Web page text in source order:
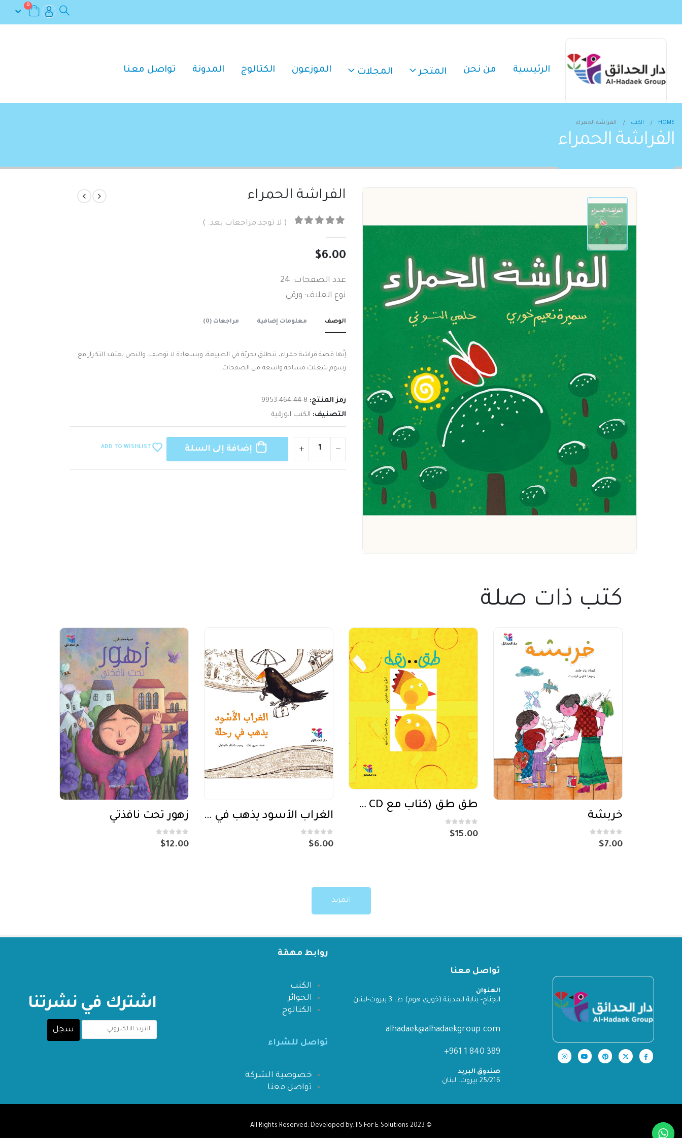
0
الرئيسية من نحن المتجر المجلات الموزعون الكتالوج المدونة تواصل معنا
HOME الكتب الفراشة الحمراء
الفراشة الحمراء
الفراشة الحمراء
( لا توجد مراجعات بعد. )
$6.00
عدد الصفحات: 24
نوع الغلاف: ورقي
الوصف معلومات إضافية مراجعات (0)
إنّها قصة فراشة حمراء،‮ ‬تنطلق بحريّة في‮ ‬الطبيعة،‮ ‬وبسعادة لا توصف،‮ ‬والنص‮ ‬يعتمد التكرار‮ ‬مع
رسوم شغلت مساحة واسعة من الصفحات‮.‬
رمز المنتج: 9953-464-44-8
التصنيف: الكتب الورقية
إضافة إلى السلة ADD TO WISHLIST
كتب ذات صلة
خربشة
0
out of 5
$7.00
طق طق (كتاب مع CD صوتي)
0
$15.00
الغراب الأسود يذهب في رحلة
0
out of 5
$6.00
زهور تحت نافذتي
0
out of 5
$12.00
المزيد
تواصل معنا
العنوان
الجناح- بناية المدينة (خوري هوم) ط: 3 بيروت-لبنان
alhadaek@alhadaekgroup.com
389 840 1 961+
صندوق البريد
25/216 بيروت، لبنان
روابط مهمّة
الكتب
الجوائز
الكتالوج
تواصل للشراء
خصوصية الشركة
تواصل معنا
اشترك في نشرتنا
© 2023
IIS For E-Solutions